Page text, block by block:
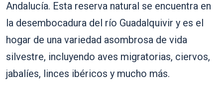
Andalucía. Esta reserva natural se encuentra en
la desembocadura del río Guadalquivir y es el
hogar de una variedad asombrosa de vida
silvestre, incluyendo aves migratorias, ciervos,
jabalíes, linces ibéricos y mucho más.